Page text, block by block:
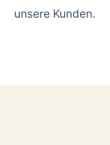
unsere Kunden.